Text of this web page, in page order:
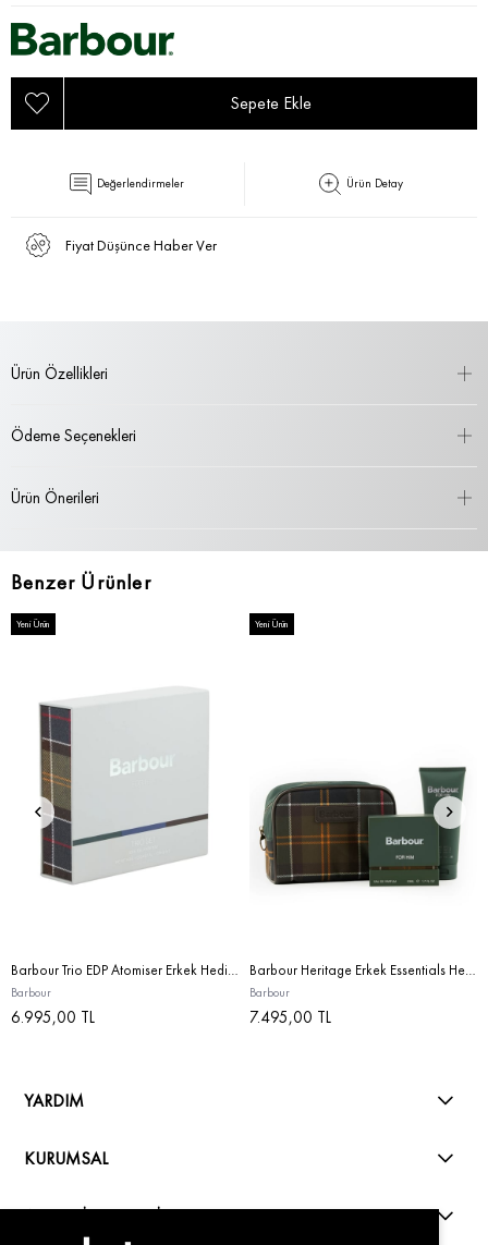
Değerlendirmeler Ürün Detay
Fiyat Düşünce Haber Ver
Ürün Özellikleri
Ödeme Seçenekleri
Ürün Önerileri
Benzer Ürünler
Barbour Trio EDP Atomiser Erkek Hediye Seti STD
Barbour
6.995,00 TL
Yeni Ürün
Barbour Heritage Erkek Essentials Hediye Seti STD
Barbour
7.495,00 TL
Yeni Ürün
YARDIM
KURUMSAL
ALIŞVERİŞ REHBERİ